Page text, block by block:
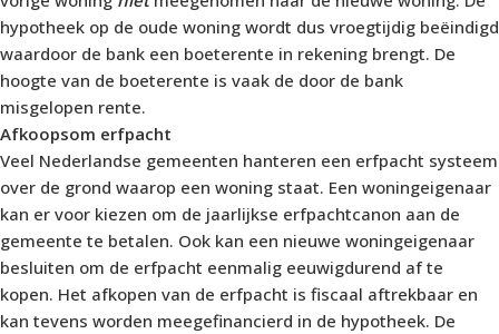
hypotheek op de oude woning wordt dus vroegtijdig beëindigd
waardoor de bank een boeterente in rekening brengt. De
hoogte van de boeterente is vaak de door de bank
misgelopen rente.
Afkoopsom erfpacht
Veel Nederlandse gemeenten hanteren een erfpacht systeem
over de grond waarop een woning staat. Een woningeigenaar
kan er voor kiezen om de jaarlijkse erfpachtcanon aan de
gemeente te betalen. Ook kan een nieuwe woningeigenaar
besluiten om de erfpacht eenmalig eeuwigdurend af te
kopen. Het afkopen van de erfpacht is fiscaal aftrekbaar en
kan tevens worden meegefinancierd in de hypotheek. De